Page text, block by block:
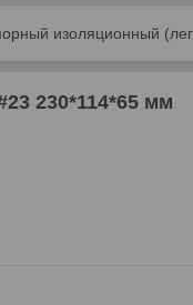
230*114*65 мм